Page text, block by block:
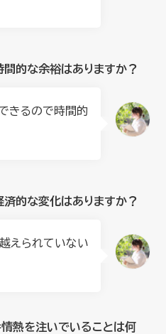
的な余裕はありますか？
きるので時間的
的な変化はありますか？
えられていない
熱を注いでいることは何